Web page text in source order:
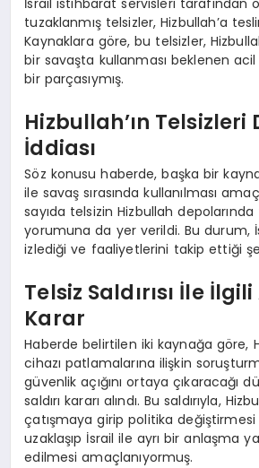
İsrail istihbarat servisleri tarafından
tuzaklanmış telsizler, Hizbullah’a
Kaynaklara göre, bu telsizler,
bir savaşta kullanması beklenen
bir parçasıymış.
Hizbullah’ın Telsizleri
İddiası
Söz konusu haberde, başka bir
ile savaş sırasında kullanılması
sayıda telsizin Hizbullah
yorumuna da yer verildi. Bu durum,
izlediği ve faaliyetlerini takip ettiği
Telsiz Saldırısı İle
Karar
Haberde belirtilen iki kaynağa göre,
cihazı patlamalarına ilişkin
güvenlik açığını ortaya çıkaracağı
saldırı kararı alındı. Bu saldırıyla,
çatışmaya girip politika değiştirmesi
uzaklaşıp İsrail ile ayrı bir anlaşma
edilmesi amaçlanıyormuş.